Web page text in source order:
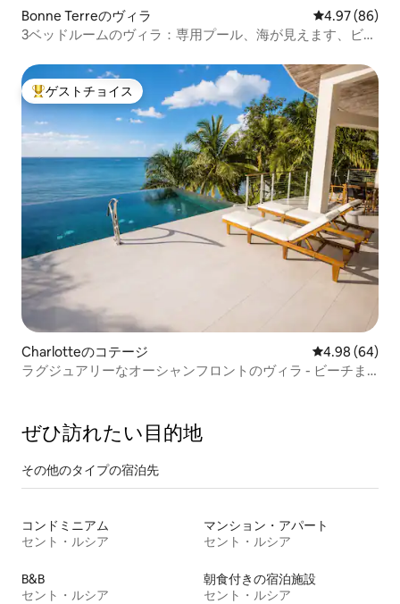
Bonne Terreのヴィラ レビュー86
4.97 (86)
3ベッドルームのヴィラ：専用プール、海が見えます、ビー
大好評のゲストチョイスです。
ゲストチョイス
Charlotteのコテージ レビュー64件
4.98 (64)
ラグジュアリーなオーシャンフロントのヴィラ - ビーチま
ぜひ訪⁠れ⁠た⁠い目⁠的⁠地
その他のタ⁠イ⁠プ⁠の宿⁠泊⁠先
コンドミニアム
セント・ルシア
マンション・アパート
セント・ルシア
B&B
セント・ルシア
朝食付きの宿泊施設
セント・ルシア